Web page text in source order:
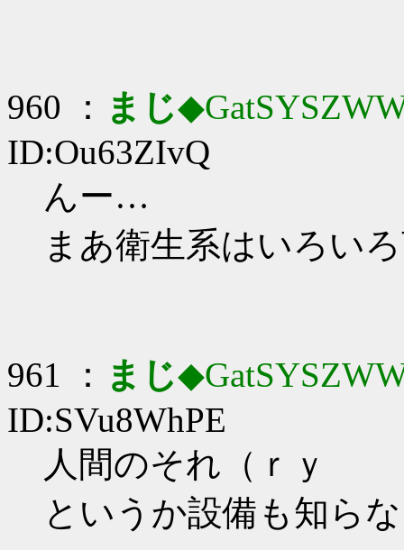
960 ： まじ
ID:Ou63ZIvQ
んー…
まあ衛生系はいろい
961 ： まじ
ID:SVu8WhPE
人間のそれ（ｒｙ
というか設備も知ら